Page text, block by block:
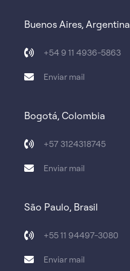
Buenos Aires, Argentina
+54 9 11 4936-5863
Enviar mail
Bogotá, Colombia
+57 3124318745
Enviar mail
São Paulo, Brasil
+55 11 94497-3080
Enviar mail